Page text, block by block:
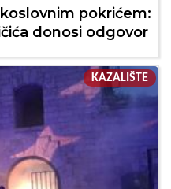
pokrićem:
donosi odgovor
KAZALIŠTE